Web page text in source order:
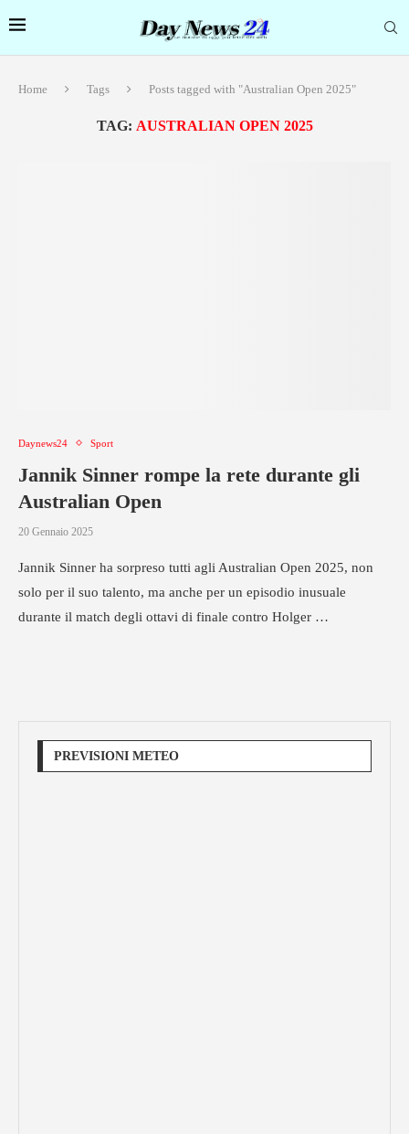
Home Tags Posts tagged with "Australian Open 2025"
TAG: AUSTRALIAN OPEN 2025
Daynews24 Sport
Jannik Sinner rompe la rete durante gli
Australian Open
20 Gennaio 2025
Jannik Sinner ha sorpreso tutti agli Australian Open 2025, non
solo per il suo talento, ma anche per un episodio inusuale
durante il match degli ottavi di finale contro Holger …
PREVISIONI METEO